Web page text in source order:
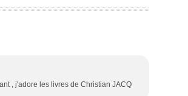
, j'adore les livres de Christian JACQ